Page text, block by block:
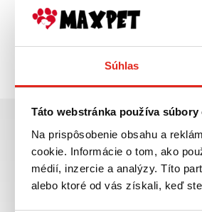
Súhlas
Táto webstránka používa súbory
Na prispôsobenie obsahu a
cookie. Informácie o tom, ako
médií, inzercie a analýzy. Títo
alebo ktoré od vás získali, keď